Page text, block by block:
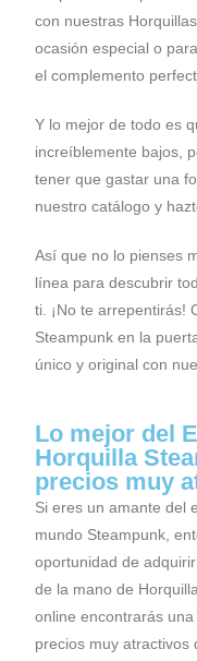
con nuestras
ocasión especial o
el complemento
Y lo mejor de todo es
increíblemente bajos,
tener que gastar una
nuestro catálogo y
Así que no lo pienses
línea para descubrir
ti. ¡No te arrepentirás!
Steampunk en la
único y original con
Lo mejor del
Horquilla
precios muy
Si eres un amante del
mundo Steampunk,
oportunidad de
de la mano de
online encontrarás
precios muy